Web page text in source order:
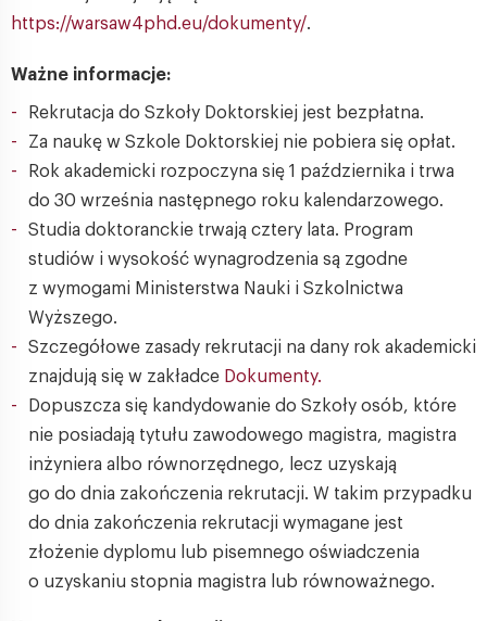
https://warsaw4phd.eu/dokumenty/.
Ważne informacje:
Rekrutacja do Szkoły Doktorskiej jest bezpłatna.
Za naukę w Szkole Doktorskiej nie pobiera się opłat.
Rok akademicki rozpoczyna się 1 października i trwa
do 30 września następnego roku kalendarzowego.
Studia doktoranckie trwają cztery lata. Program
studiów i wysokość wynagrodzenia są zgodne
z wymogami Ministerstwa Nauki i Szkolnictwa
Wyższego.
Szczegółowe zasady rekrutacji na dany rok akademicki
znajdują się w zakładce Dokumenty.
Dopuszcza się kandydowanie do Szkoły osób, które
nie posiadają tytułu zawodowego magistra, magistra
inżyniera albo równorzędnego, lecz uzyskają
go do dnia zakończenia rekrutacji. W takim przypadku
do dnia zakończenia rekrutacji wymagane jest
złożenie dyplomu lub pisemnego oświadczenia
o uzyskaniu stopnia magistra lub równoważnego.